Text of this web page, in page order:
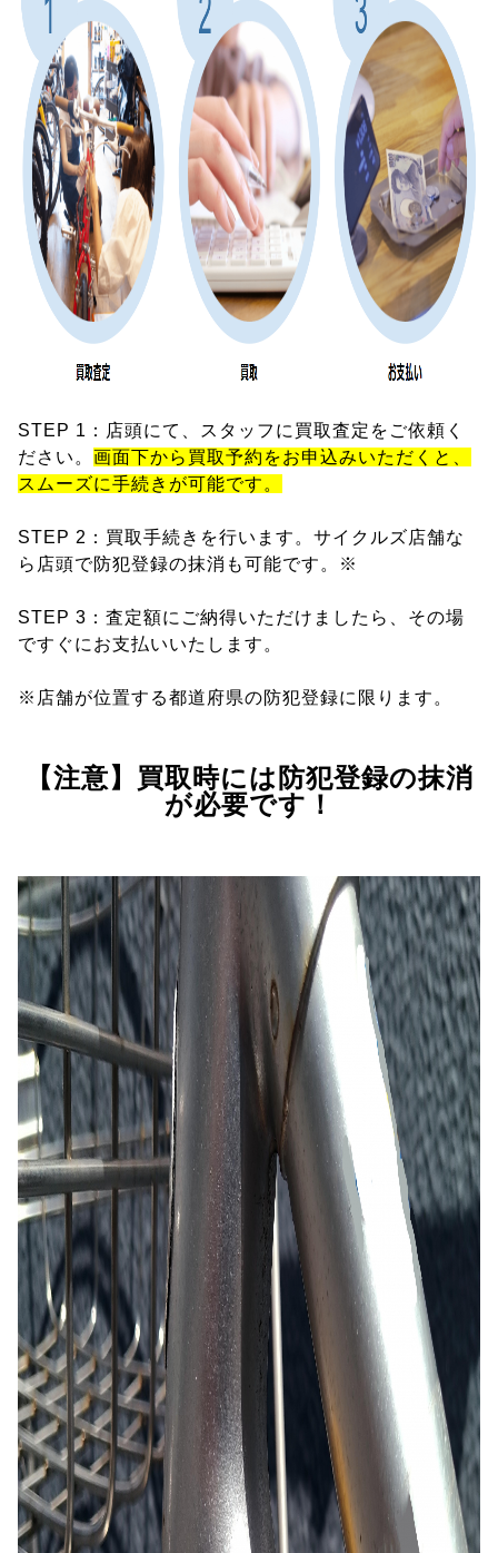
STEP 1：店頭にて、スタッフに買取査定をご依頼く
ださい。 画面下から買取予約をお申込みいただくと、
スムーズに手続きが可能です。
STEP 2：買取手続きを行います。サイクルズ店舗な
ら店頭で防犯登録の抹消も可能です。※
STEP 3：査定額にご納得いただけましたら、その場
ですぐにお支払いいたします。
※店舗が位置する都道府県の防犯登録に限ります。
【注意】買取時には防犯登録の抹消
が必要です！